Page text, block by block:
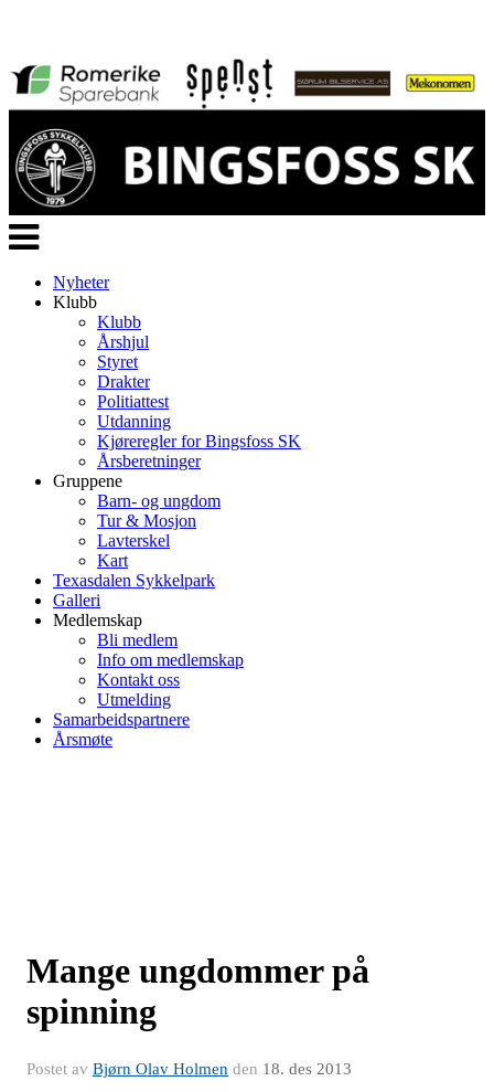
Veksle
navigasjon
Nyheter
Klubb
Klubb
Årshjul
Styret
Drakter
Politiattest
Utdanning
Kjøreregler for Bingsfoss SK
Årsberetninger
Gruppene
Barn- og ungdom
Tur & Mosjon
Lavterskel
Kart
Texasdalen Sykkelpark
Galleri
Medlemskap
Bli medlem
Info om medlemskap
Kontakt oss
Utmelding
Samarbeidspartnere
Årsmøte
Mange ungdommer på
spinning
Postet av Bjørn Olav Holmen den 18. des 2013